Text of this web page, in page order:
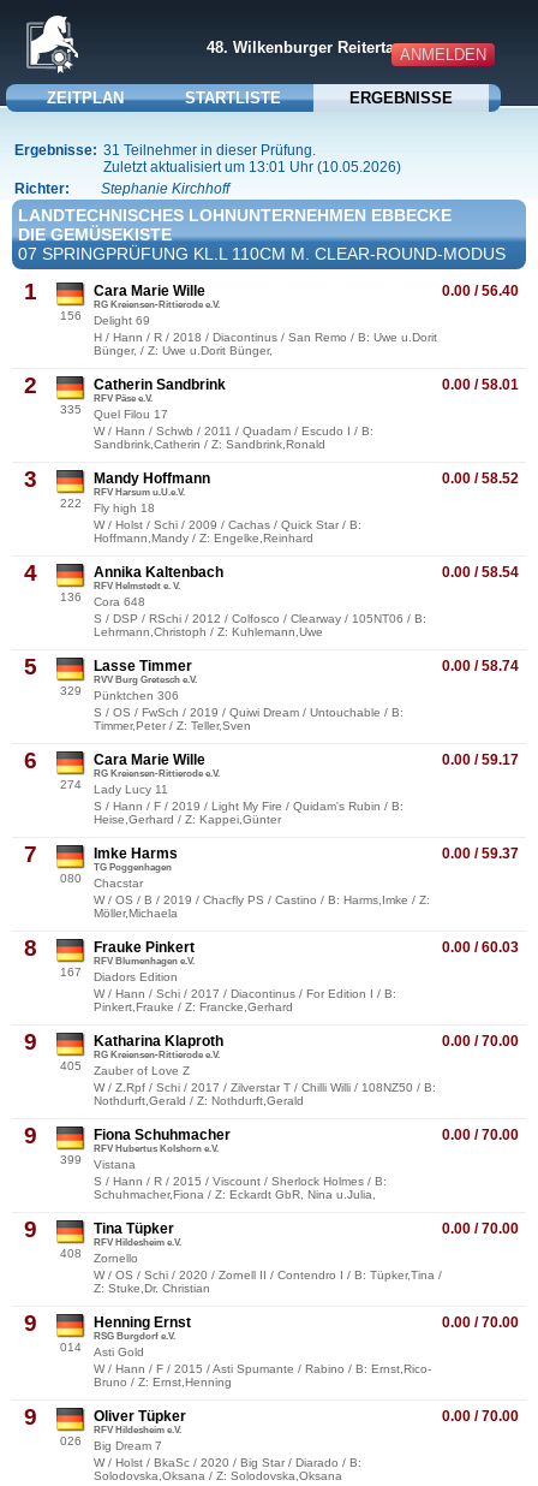
ANMELDEN
48. Wilkenburger Reitertage
ZEITPLAN STARTLISTE ERGEBNISSE
Ergebnisse: 31 Teilnehmer in dieser Prüfung.
Zuletzt aktualisiert um 13:01 Uhr (10.05.2026)
Richter:
Stephanie Kirchhoff
LANDTECHNISCHES LOHNUNTERNEHMEN EBBECKE
DIE GEMÜSEKISTE
07 SPRINGPRÜFUNG KL.L 110CM M. CLEAR-ROUND-MODUS
1
156
0.00 / 56.40
Cara Marie Wille
RG Kreiensen-Rittierode e.V.
Delight 69
H / Hann / R / 2018 / Diacontinus / San Remo / B: Uwe u.Dorit
Bünger, / Z: Uwe u.Dorit Bünger,
2
335
0.00 / 58.01
Catherin Sandbrink
RFV Päse e.V.
Quel Filou 17
W / Hann / Schwb / 2011 / Quadam / Escudo I / B:
Sandbrink,Catherin / Z: Sandbrink,Ronald
3
222
0.00 / 58.52
Mandy Hoffmann
RFV Harsum u.U.e.V.
Fly high 18
W / Holst / Schi / 2009 / Cachas / Quick Star / B:
Hoffmann,Mandy / Z: Engelke,Reinhard
4
136
0.00 / 58.54
Annika Kaltenbach
RFV Helmstedt e. V.
Cora 648
S / DSP / RSchi / 2012 / Colfosco / Clearway / 105NT06 / B:
Lehrmann,Christoph / Z: Kuhlemann,Uwe
5
329
0.00 / 58.74
Lasse Timmer
RVV Burg Gretesch e.V.
Pünktchen 306
S / OS / FwSch / 2019 / Quiwi Dream / Untouchable / B:
Timmer,Peter / Z: Teller,Sven
6
274
0.00 / 59.17
Cara Marie Wille
RG Kreiensen-Rittierode e.V.
Lady Lucy 11
S / Hann / F / 2019 / Light My Fire / Quidam's Rubin / B:
Heise,Gerhard / Z: Kappei,Günter
7
080
0.00 / 59.37
Imke Harms
TG Poggenhagen
Chacstar
W / OS / B / 2019 / Chacfly PS / Castino / B: Harms,Imke / Z:
Möller,Michaela
8
167
0.00 / 60.03
Frauke Pinkert
RFV Blumenhagen e.V.
Diadors Edition
W / Hann / Schi / 2017 / Diacontinus / For Edition I / B:
Pinkert,Frauke / Z: Francke,Gerhard
9
405
0.00 / 70.00
Katharina Klaproth
RG Kreiensen-Rittierode e.V.
Zauber of Love Z
W / Z.Rpf / Schi / 2017 / Zilverstar T / Chilli Willi / 108NZ50 / B:
Nothdurft,Gerald / Z: Nothdurft,Gerald
9
399
0.00 / 70.00
Fiona Schuhmacher
RFV Hubertus Kolshorn e.V.
Vistana
S / Hann / R / 2015 / Viscount / Sherlock Holmes / B:
Schuhmacher,Fiona / Z: Eckardt GbR, Nina u.Julia,
9
408
0.00 / 70.00
Tina Tüpker
RFV Hildesheim e.V.
Zornello
W / OS / Schi / 2020 / Zornell II / Contendro I / B: Tüpker,Tina /
Z: Stuke,Dr. Christian
9
014
0.00 / 70.00
Henning Ernst
RSG Burgdorf e.V.
Asti Gold
W / Hann / F / 2015 / Asti Spumante / Rabino / B: Ernst,Rico-
Bruno / Z: Ernst,Henning
9
026
0.00 / 70.00
Oliver Tüpker
RFV Hildesheim e.V.
Big Dream 7
W / Holst / BkaSc / 2020 / Big Star / Diarado / B:
Solodovska,Oksana / Z: Solodovska,Oksana